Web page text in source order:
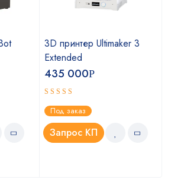
3D принтер Ultimaker 3
Extended
435 000Р
Оценка
5.00из 5
Под заказ
Запрос КП